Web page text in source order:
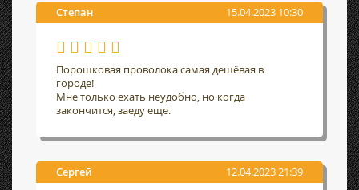
Степан 15.04.2023 10:30
Порошковая проволока самая дешёвая в
городе!
Мне только ехать неудобно, но когда
закончится, заеду еще.
Сергей 12.04.2023 21:39